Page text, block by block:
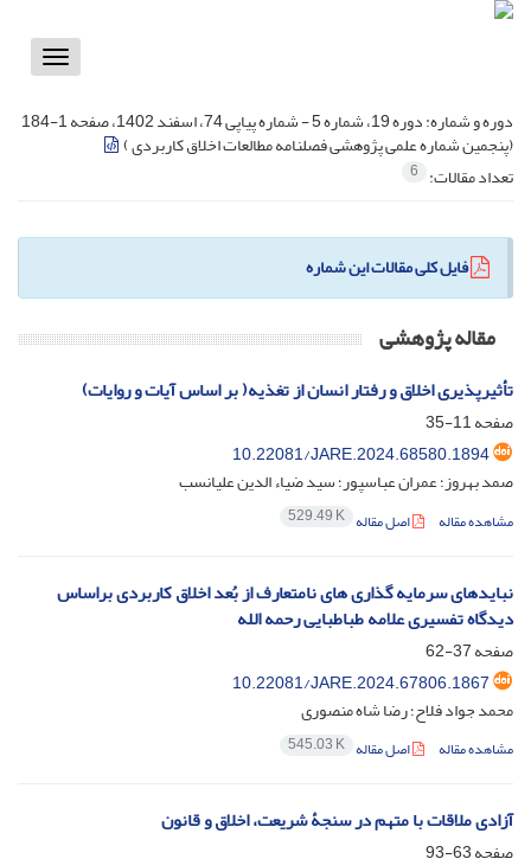
Toggle
دوره و شماره:
دوره 19، شماره 5 - شماره پیاپی 74، اسفند 1402، صفحه 1-184
(پنجمین شماره علمی پژوهشی فصلنامه مطالعات اخلاق کاربردی )
تعداد مقالات: 6
فایل کلی مقالات این شماره
مقاله پژوهشی
تأثیرپذیری اخلاق و رفتار انسان از تغذیه( بر اساس آیات و روایات)
صفحه11-35
10.22081/JARE.2024.68580.1894
صمد بهروز؛ عمران عباسپور؛ سید ضیاء الدین علیانسب
مشاهده مقاله اصل مقاله 529.49 K
نبایدهای سرمایه گذاری های نامتعارف از بُعد اخلاق کاربردی براساس
دیدگاه تفسیری علامه طباطبایی رحمه الله
صفحه37-62
10.22081/JARE.2024.67806.1867
محمد جواد فلاح؛ رضا شاه منصوری
مشاهده مقاله اصل مقاله 545.03 K
آزادی ملاقات با متهم در سنجۀ شریعت، اخلاق و قانون